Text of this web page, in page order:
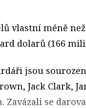
vlastní méně
dolarů (166
jsou
Jack Clark,
Zavázali se